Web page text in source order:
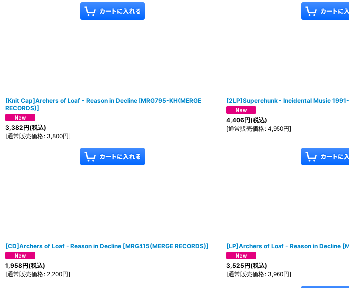
[Knit Cap]Archers of Loaf - Reason in Decline [MRG795-KH(MERGE
RECORDS)]
3,382円(税込)
[通常販売価格: 3,800円]
[2LP]Superchunk - Incidental Music
4,406円(税込)
[通常販売価格: 4,950円]
[CD]Archers of Loaf - Reason in Decline [MRG415(MERGE RECORDS)]
1,958円(税込)
[通常販売価格: 2,200円]
[LP]Archers of Loaf - Reason in Decline [
3,525円(税込)
[通常販売価格: 3,960円]